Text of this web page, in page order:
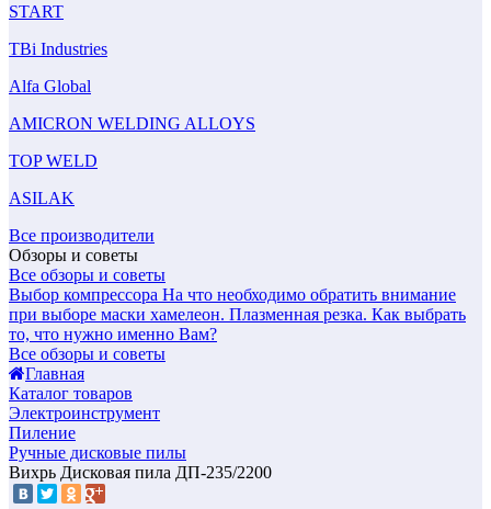
START
TBi Industries
Alfa Global
AMICRON WELDING ALLOYS
TOP WELD
ASILAK
Все производители
Обзоры и советы
Все обзоры и советы
Выбор компрессора На что необходимо обратить внимание
при выборе маски хамелеон. Плазменная резка. Как выбрать
то, что нужно именно Вам?
Все обзоры и советы
Главная
Каталог товаров
Электроинструмент
Пиление
Ручные дисковые пилы
Вихрь Дисковая пила ДП-235/2200